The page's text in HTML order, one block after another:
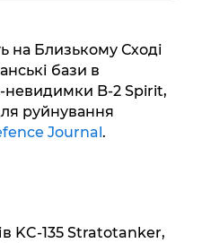
на Близькому Сході
бази в
невидимки B-2 Spirit,
руйнування
Journal.
KC-135 Stratotanker,